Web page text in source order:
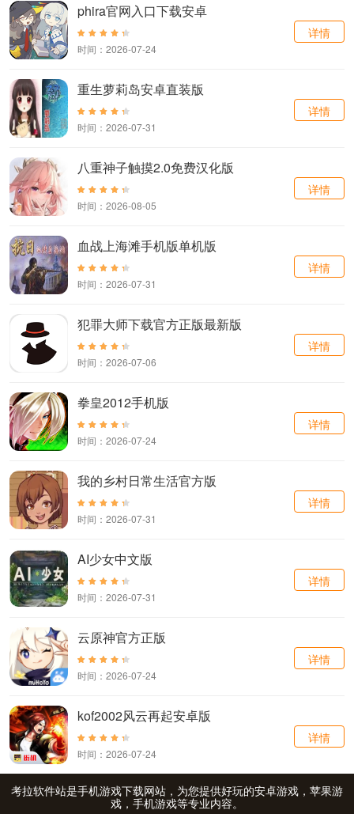
phira官网入口下载安卓
时间：2026-07-24
详情
重生萝莉岛安卓直装版
时间：2026-07-31
详情
八重神子触摸2.0免费汉化版
时间：2026-08-05
详情
血战上海滩手机版单机版
时间：2026-07-31
详情
犯罪大师下载官方正版最新版
时间：2026-07-06
详情
拳皇2012手机版
时间：2026-07-24
详情
我的乡村日常生活官方版
时间：2026-07-31
详情
AI少女中文版
时间：2026-07-31
详情
云原神官方正版
时间：2026-07-24
详情
kof2002风云再起安卓版
时间：2026-07-24
详情
考拉软件站是手机游戏下载网站，为您提供好玩的安卓游戏，苹果游
戏，手机游戏等专业内容。